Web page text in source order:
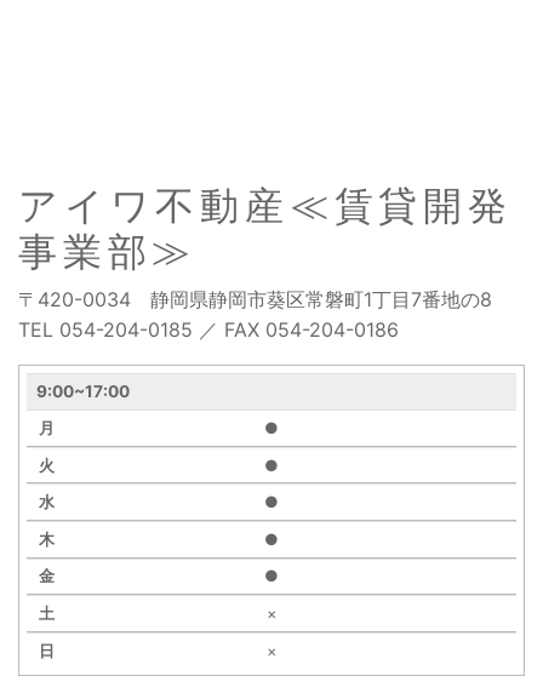
アイワ不動産≪賃貸開発
事業部≫
〒420-0034 静岡県静岡市葵区常磐町1丁目7番地の8
TEL 054-204-0185 ／ FAX 054-204-0186
営
業
時
間
月
火
水
木
金
9:00~17:00
●
●
●
●
●
×
×